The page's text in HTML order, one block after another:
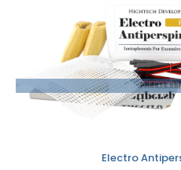
Přidat k
Electro